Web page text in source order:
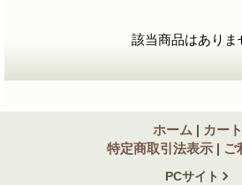
該当商品はありま
ホーム | カート
特定商取引法表示 | ご
PCサイト